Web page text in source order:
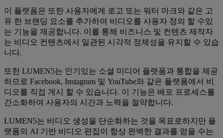
이 플랫폼은 또한 사용자에게 로고 또는 워터 마크와 같은 고
유 한 브랜딩 요소를 추가하여 비디오를 사용자 정의 할 수있
는 기능을 제공합니다. 이를 통해 비즈니스 및 컨텐츠 제작자
는 비디오 컨텐츠에서 일관된 시각적 정체성을 유지할 수 있습
니다.
또한 LUMEN5는 인기있는 소셜 미디어 플랫폼과 통합을 제공
하므로 Facebook, Instagram 및 YouTube와 같은 플랫폼에서 비
디오를 직접 게시 할 수 있습니다. 이 기능은 배포 프로세스를
간소화하여 사용자의 시간과 노력을 절약합니다.
LUMEN5는 비디오 생성을 단순화하는 것을 목표로하지만 플
랫폼의 AI 기반 비디오 편집이 항상 완벽한 결과를 얻을 수는